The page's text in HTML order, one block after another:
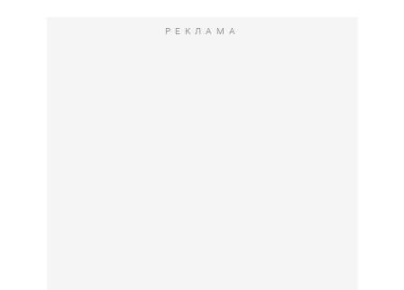
РЕКЛАМА